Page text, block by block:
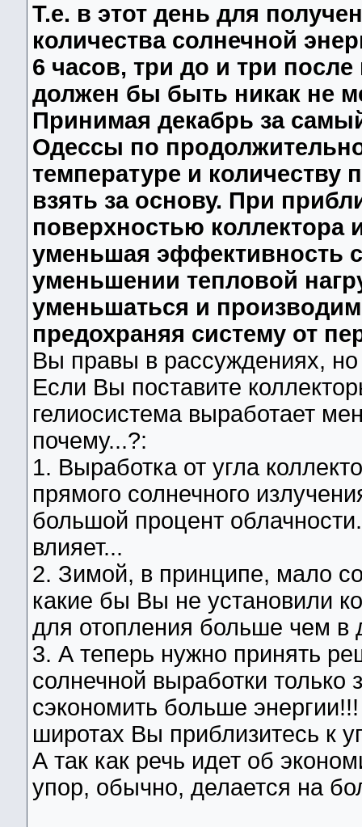
Т.е. в этот день для
количества солнечной
6 часов, три до и три
должен бы быть никак не
Принимая декабрь за
Одессы по
температуре и количеству
взять за основу. При
поверхностью коллектора
уменьшая эффективность
уменьшении тепловой
уменьшаться и
предохраняя систему от
Вы правы в рассуждениях,
Если Вы поставите
гелиосистема выработает
почему...?:
1. Выработка от угла
прямого солнечного
большой процент
влияет...
2. Зимой, в принципе, мало
какие бы Вы не установили
для отопления больше чем в
3. А теперь нужно принять
солнечной выработки только
сэкономить больше
широтах Вы приблизитесь к
А так как речь идет об
упор, обычно, делается на